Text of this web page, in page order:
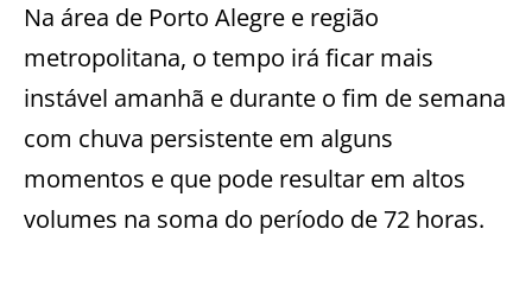
Na área de Porto Alegre e região
metropolitana, o tempo irá ficar mais
instável amanhã e durante o fim de semana
com chuva persistente em alguns
momentos e que pode resultar em altos
volumes na soma do período de 72 horas.